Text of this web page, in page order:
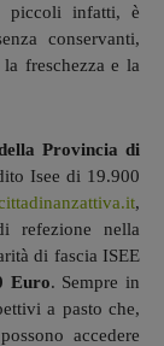
piccoli infatti, è
conservanti,
freschezza e la
Provincia di
Isee di 19.900
,
refezione nella
di fascia ISEE
Euro. Sempre in
a pasto che,
accedere